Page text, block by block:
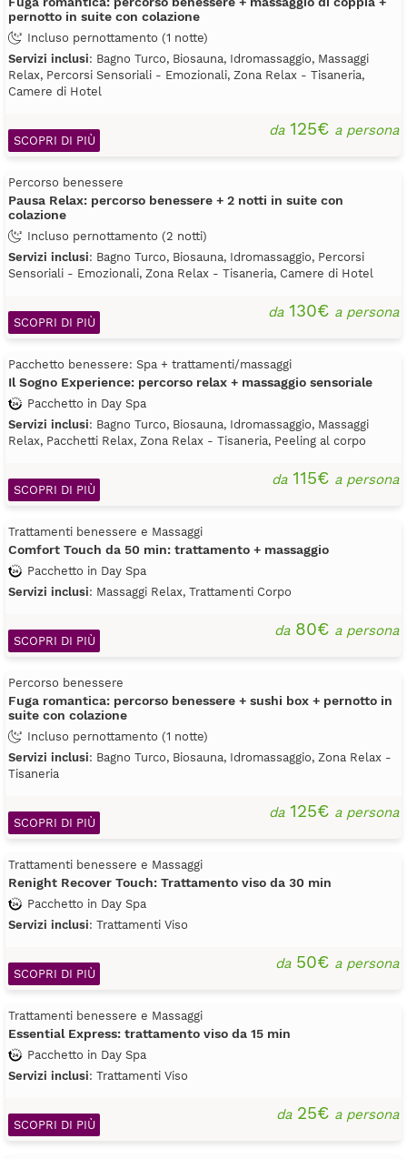
pernotto in suite con colazione
Incluso pernottamento (1 notte)
Servizi inclusi: Bagno Turco, Biosauna, Idromassaggio, Massaggi
Relax, Percorsi Sensoriali - Emozionali, Zona Relax - Tisaneria,
Camere di Hotel
da125€ a persona
SCOPRI DI PIÙ
Percorso benessere
Pausa Relax: percorso benessere + 2 notti in suite con
colazione
Incluso pernottamento (2 notti)
Servizi inclusi: Bagno Turco, Biosauna, Idromassaggio, Percorsi
Sensoriali - Emozionali, Zona Relax - Tisaneria, Camere di Hotel
da130€ a persona
SCOPRI DI PIÙ
Pacchetto benessere: Spa + trattamenti/massaggi
Il Sogno Experience: percorso relax + massaggio sensoriale
Pacchetto in Day Spa
Servizi inclusi: Bagno Turco, Biosauna, Idromassaggio, Massaggi
Relax, Pacchetti Relax, Zona Relax - Tisaneria, Peeling al corpo
da115€ a persona
SCOPRI DI PIÙ
Trattamenti benessere e Massaggi
Comfort Touch da 50 min: trattamento + massaggio
Pacchetto in Day Spa
Servizi inclusi: Massaggi Relax, Trattamenti Corpo
da80€ a persona
SCOPRI DI PIÙ
Percorso benessere
Fuga romantica: percorso benessere + sushi box + pernotto in
suite con colazione
Incluso pernottamento (1 notte)
Servizi inclusi: Bagno Turco, Biosauna, Idromassaggio, Zona Relax -
Tisaneria
da125€ a persona
SCOPRI DI PIÙ
Trattamenti benessere e Massaggi
Renight Recover Touch: Trattamento viso da 30 min
Pacchetto in Day Spa
Servizi inclusi: Trattamenti Viso
da50€ a persona
SCOPRI DI PIÙ
Trattamenti benessere e Massaggi
Essential Express: trattamento viso da 15 min
Pacchetto in Day Spa
Servizi inclusi: Trattamenti Viso
da25€ a persona
SCOPRI DI PIÙ